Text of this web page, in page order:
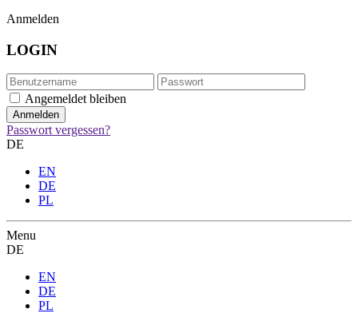
Anmelden
LOGIN
Angemeldet bleiben
Passwort vergessen?
DE
EN
DE
PL
Menu
DE
EN
DE
PL